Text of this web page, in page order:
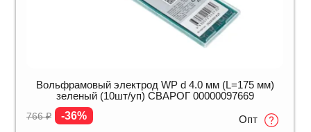
Вольфрамовый электрод WP d 4.0 мм (L=175 мм)
зеленый (10шт/уп) СВАРОГ 00000097669
766₽ -36%
Опт